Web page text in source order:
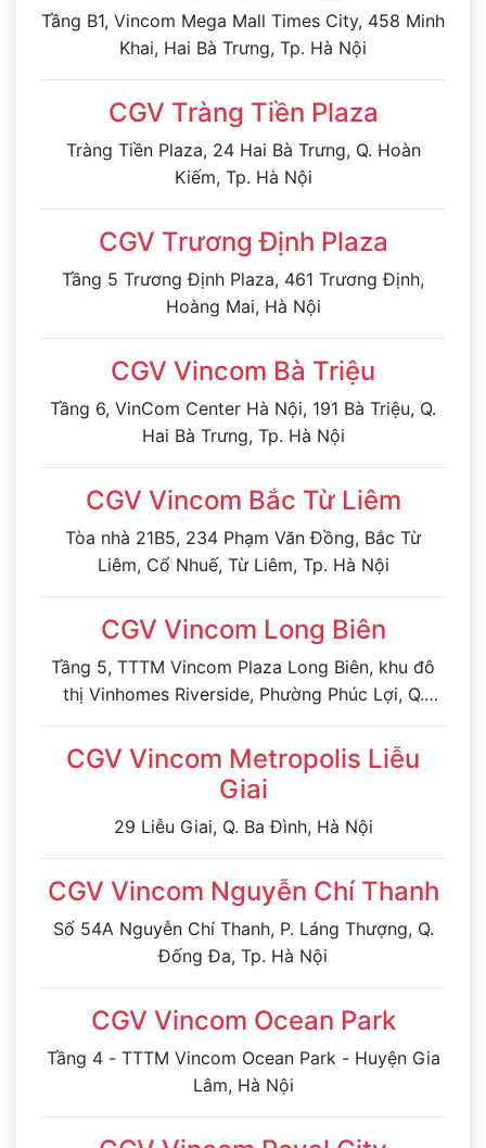
Tầng B1, Vincom Mega Mall Times City, 458 Minh
Khai, Hai Bà Trưng, Tp. Hà Nội
CGV Tràng Tiền Plaza
Tràng Tiền Plaza, 24 Hai Bà Trưng, Q. Hoàn
Kiếm, Tp. Hà Nội
CGV Trương Định Plaza
Tầng 5 Trương Định Plaza, 461 Trương Định,
Hoàng Mai, Hà Nội
CGV Vincom Bà Triệu
Tầng 6, VinCom Center Hà Nội, 191 Bà Triệu, Q.
Hai Bà Trưng, Tp. Hà Nội
CGV Vincom Bắc Từ Liêm
Tòa nhà 21B5, 234 Phạm Văn Đồng, Bắc Từ
Liêm, Cổ Nhuế, Từ Liêm, Tp. Hà Nội
CGV Vincom Long Biên
Tầng 5, TTTM Vincom Plaza Long Biên, khu đô
thị Vinhomes Riverside, Phường Phúc Lợi, Q.
Long Biên, Tp. Hà Nội
CGV Vincom Metropolis Liễu
Giai
29 Liễu Giai, Q. Ba Đình, Hà Nội
CGV Vincom Nguyễn Chí Thanh
Số 54A Nguyễn Chí Thanh, P. Láng Thượng, Q.
Đống Đa, Tp. Hà Nội
CGV Vincom Ocean Park
Tầng 4 - TTTM Vincom Ocean Park - Huyện Gia
Lâm, Hà Nội